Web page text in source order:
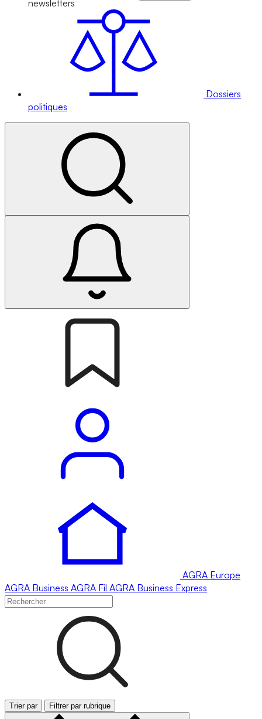
newsletters
Dossiers
politiques
AGRA Europe
AGRA Business AGRA Fil AGRA Business Express
Trier par Filtrer par rubrique